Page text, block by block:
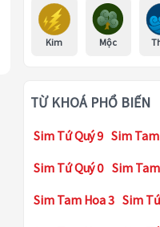
Kim Mộc
TỪ KHOÁ PHỔ BIẾN
Sim Tứ Quý 9 Sim
Sim Tứ Quý 0 Sim
Sim Tam Hoa 3 Sim